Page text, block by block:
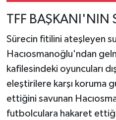
TFF BAŞKANI'NIN
Sürecin fitilini ateşleyen
Hacıosmanoğlu'ndan
kafilesindeki oyuncuları
eleştirilere karşı koruma
ettiğini savunan
futbolculara hakaret